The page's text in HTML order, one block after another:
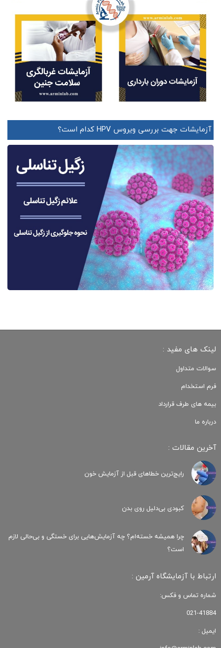
آزمایشات جهت بررسی ویروس HPV کدام است؟
لینک های مفید :
سوالات متداول
فرم استخدام
بیمه های طرف قرارداد
درباره ما
آخرین مقالات :
رایج‌ترین خطاهای قبل از آزمایش خون
کبودی‌ بی‌دلیل روی بدن
چرا همیشه خسته‌ام؟ چه آزمایش‌هایی برای خستگی و بی‌حالی لازم
است؟
ارتباط با آزمایشگاه آرمین :
شماره تماس و فکس:
021-41884
ایمیل :